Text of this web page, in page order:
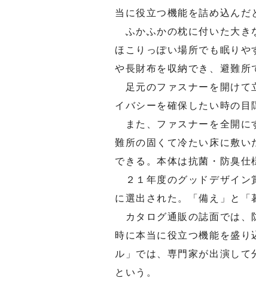
当に役立つ機能を詰め込んだ
ふかふかの枕に付いた大き
ほこりっぽい場所でも眠り
や長財布を収納でき、避難所
足元のファスナーを開けて
イバシーを確保したい時の目
また、ファスナーを全開に
難所の固くて冷たい床に敷い
できる。本体は抗菌・防臭仕
２１年度のグッドデザイン
に選出された。「備え」と「
カタログ通販の誌面では、
時に本当に役立つ機能を盛り
ル」では、専門家が出演し
という。